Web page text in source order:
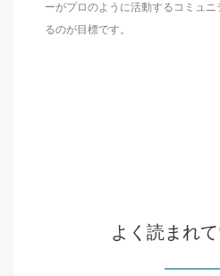
ーがプロのように活動するコミュ
るのが目標です。
よく読まれ